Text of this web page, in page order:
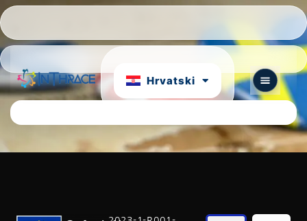
Hrvatski
English